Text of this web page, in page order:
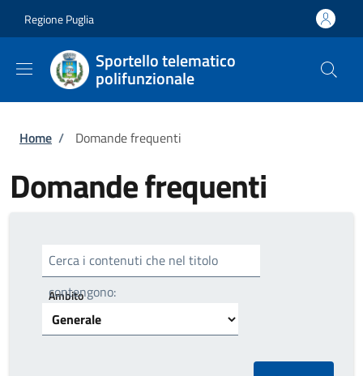
Regione Puglia
Sportello telematico
polifunzionale
Briciole di pane
Home / Domande frequenti
Domande frequenti
Cerca i contenuti che nel titolo
contengono:
Ambito